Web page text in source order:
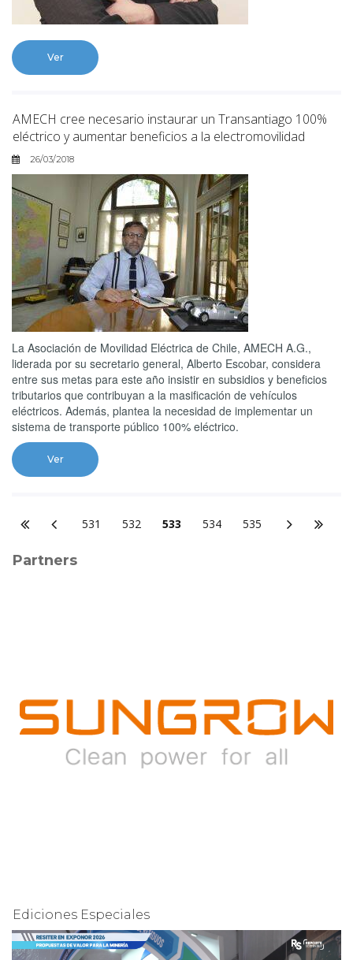
Ver
AMECH cree necesario instaurar un Transantiago 100%
eléctrico y aumentar beneficios a la electromovilidad
26/03/2018
La Asociación de Movilidad Eléctrica de Chile, AMECH A.G.,
liderada por su secretario general, Alberto Escobar, considera
entre sus metas para este año insistir en subsidios y beneficios
tributarios que contribuyan a la masificación de vehículos
eléctricos. Además, plantea la necesidad de implementar un
sistema de transporte público 100% eléctrico.
Ver
531 532 533 534 535
Partners
Ediciones Especiales